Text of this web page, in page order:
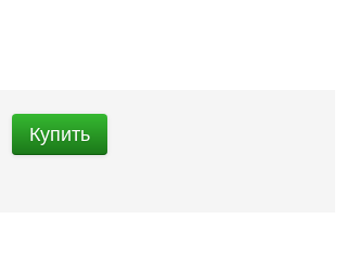
Купить